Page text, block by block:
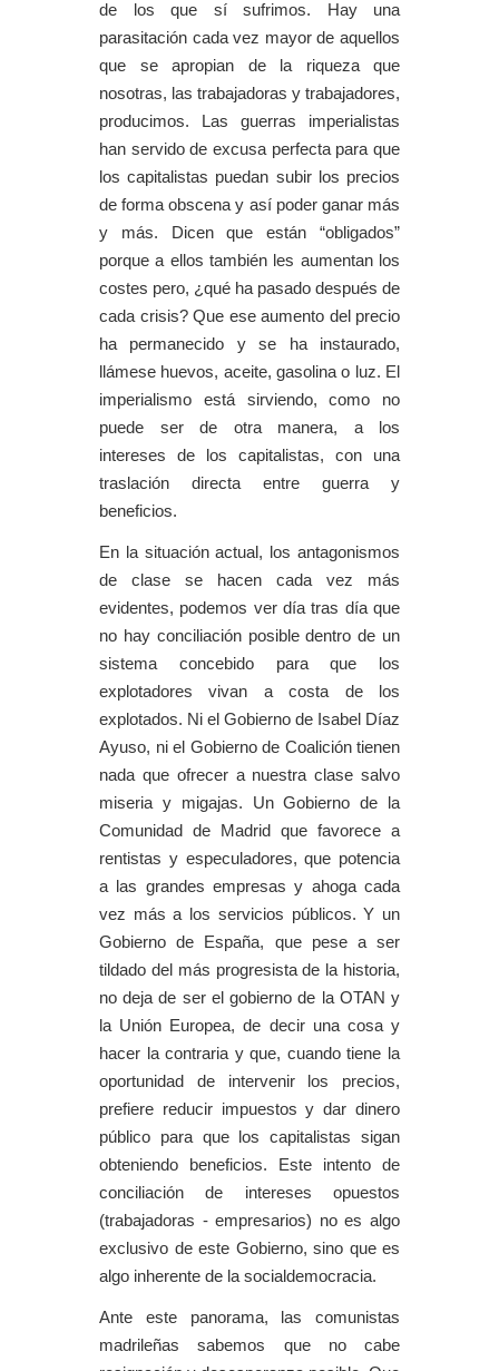
de los que sí sufrimos. Hay una
parasitación cada vez mayor de aquellos
que se apropian de la riqueza que
nosotras, las trabajadoras y trabajadores,
producimos. Las guerras imperialistas
han servido de excusa perfecta para que
los capitalistas puedan subir los precios
de forma obscena y así poder ganar más
y más. Dicen que están “obligados”
porque a ellos también les aumentan los
costes pero, ¿qué ha pasado después de
cada crisis? Que ese aumento del precio
ha permanecido y se ha instaurado,
llámese huevos, aceite, gasolina o luz. El
imperialismo está sirviendo, como no
puede ser de otra manera, a los
intereses de los capitalistas, con una
traslación directa entre guerra y
beneficios.
En la situación actual, los antagonismos
de clase se hacen cada vez más
evidentes, podemos ver día tras día que
no hay conciliación posible dentro de un
sistema concebido para que los
explotadores vivan a costa de los
explotados. Ni el Gobierno de Isabel Díaz
Ayuso, ni el Gobierno de Coalición tienen
nada que ofrecer a nuestra clase salvo
miseria y migajas. Un Gobierno de la
Comunidad de Madrid que favorece a
rentistas y especuladores, que potencia
a las grandes empresas y ahoga cada
vez más a los servicios públicos. Y un
Gobierno de España, que pese a ser
tildado del más progresista de la historia,
no deja de ser el gobierno de la OTAN y
la Unión Europea, de decir una cosa y
hacer la contraria y que, cuando tiene la
oportunidad de intervenir los precios,
prefiere reducir impuestos y dar dinero
público para que los capitalistas sigan
obteniendo beneficios. Este intento de
conciliación de intereses opuestos
(trabajadoras - empresarios) no es algo
exclusivo de este Gobierno, sino que es
algo inherente de la socialdemocracia.
Ante este panorama, las comunistas
madrileñas sabemos que no cabe